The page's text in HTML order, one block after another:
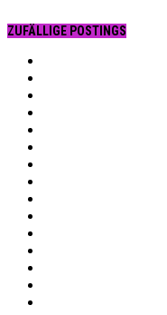
ZUFÄLLIGE POSTINGS